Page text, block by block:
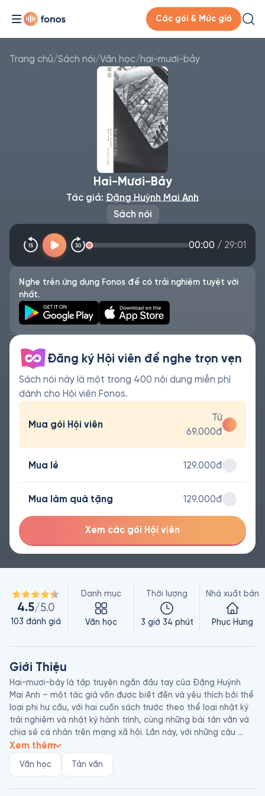
Các gói & Mức giá
Trang chủ/Sách nói/Văn học/hai-mươi-bảy
Sách nói
Hai-Mươi-Bảy
Tác giả: Đặng Huỳnh Mai Anh
00:00 / 29:01
Nghe trên ứng dụng Fonos để có trải nghiệm tuyệt vời
nhất.
Đăng ký Hội viên để nghe trọn vẹn
Sách nói này là một trong 400 nội dung miễn phí
dành cho Hội viên Fonos.
Mua gói Hội viên
Từ
69.000đ
Mua lẻ 129.000đ
Mua làm quà tặng 129.000đ
Xem các gói Hội viên
4.5/5.0
103 đánh giá
Danh mục
Văn học
Thời lượng
3 giờ 34 phút
Nhà xuất bản
Phục Hưng
Giới Thiệu
Hai-mươi-bảy là tập truyện ngắn đầu tay của Đặng Huỳnh
Mai Anh – một tác giả vốn được biết đến và yêu thích bởi thể
loại phi hư cấu, với hai cuốn sách trước theo thể loại nhật ký
trải nghiệm và nhật ký hành trình, cùng những bài tản văn và
chia sẻ cá nhân trên mạng xã hội. Lần này, với những câu
chuyện hoàn toàn hư cấu, đây thật sự là một thể nghiệm
hãy… quên mình đi, quên đi phiên bản người kể chuyện chân
Xem thêm
Văn học Tản văn